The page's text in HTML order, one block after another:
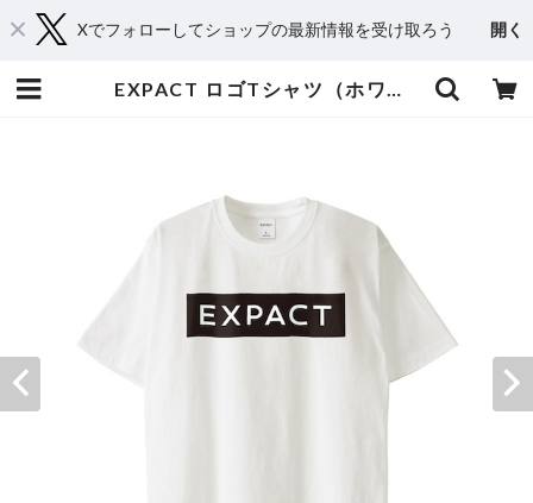
Xでフォローしてショップの最新情報を受け取ろう 開く
EXPACT ロゴTシャツ（ホワイト） | EXPACT｜Raise Your Flag. Make an Impact.